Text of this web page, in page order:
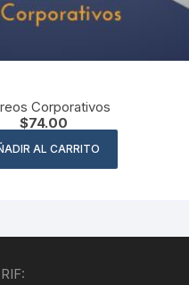
Corporativos
$74.00
AL CARRITO